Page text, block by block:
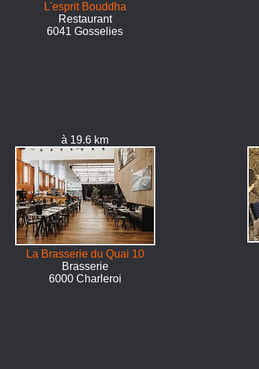
L'esprit Bouddha
Restaurant
6041 Gosselies
à 19.6 km
La Brasserie du Quai 10
Brasserie
6000 Charleroi